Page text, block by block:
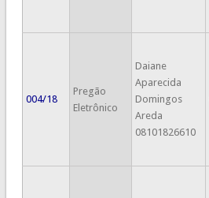
004/18
Pregão
Eletrônico
Daiane
Aparecida
Domingos
Areda
08101826610